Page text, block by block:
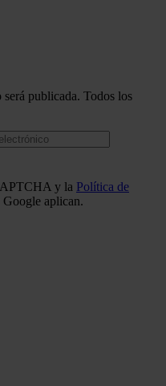
publicada. Todos los
y la Política de
Google aplican.